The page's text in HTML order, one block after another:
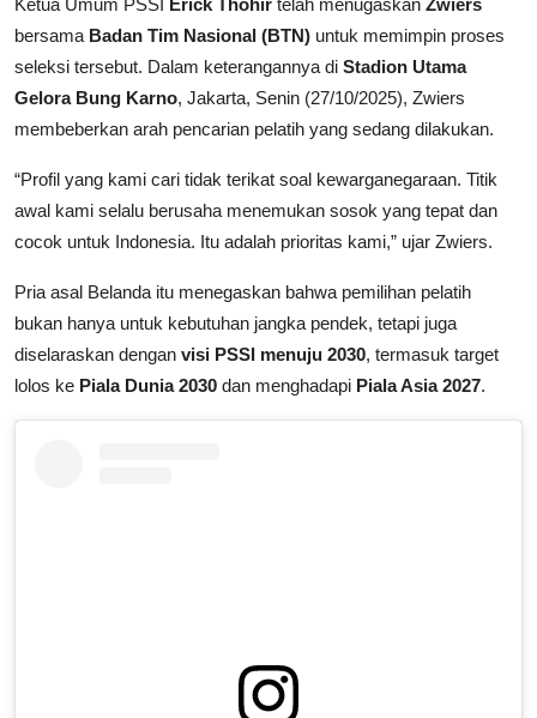
Ketua Umum PSSI Erick Thohir telah menugaskan Zwiers
bersama Badan Tim Nasional (BTN) untuk memimpin proses
seleksi tersebut. Dalam keterangannya di Stadion Utama
Gelora Bung Karno, Jakarta, Senin (27/10/2025), Zwiers
membeberkan arah pencarian pelatih yang sedang dilakukan.
“Profil yang kami cari tidak terikat soal kewarganegaraan. Titik
awal kami selalu berusaha menemukan sosok yang tepat dan
cocok untuk Indonesia. Itu adalah prioritas kami,” ujar Zwiers.
Pria asal Belanda itu menegaskan bahwa pemilihan pelatih
bukan hanya untuk kebutuhan jangka pendek, tetapi juga
diselaraskan dengan visi PSSI menuju 2030, termasuk target
lolos ke Piala Dunia 2030 dan menghadapi Piala Asia 2027.